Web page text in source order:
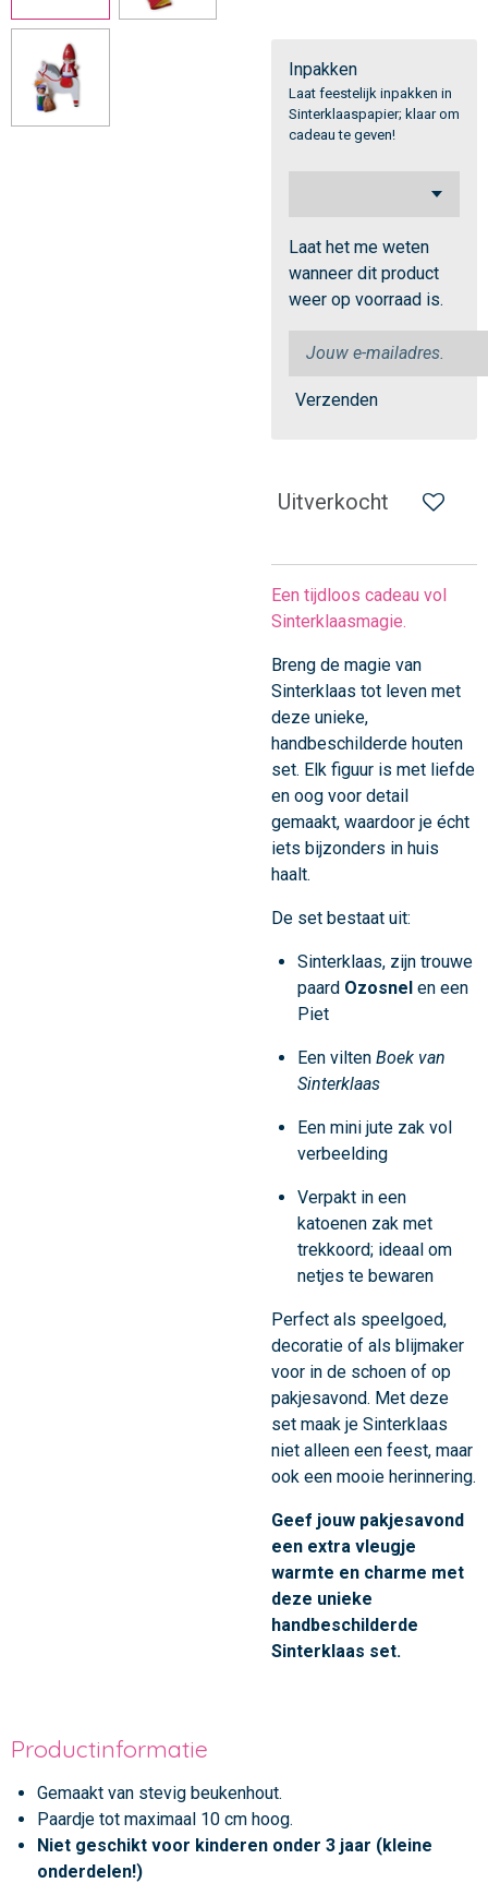
Inpakken
Laat feestelijk inpakken in
Sinterklaaspapier; klaar om
cadeau te geven!
Laat het me weten
wanneer dit product
weer op voorraad is.
Verzenden
Uitverkocht
Een tijdloos cadeau vol
Sinterklaasmagie.
Breng de magie van
Sinterklaas tot leven met
deze unieke,
handbeschilderde houten
set. Elk figuur is met liefde
en oog voor detail
gemaakt, waardoor je écht
iets bijzonders in huis
haalt.
De set bestaat uit:
Sinterklaas, zijn trouwe
paard Ozosnel en een
Piet
Een vilten Boek van
Sinterklaas
Een mini jute zak vol
verbeelding
Verpakt in een
katoenen zak met
trekkoord; ideaal om
netjes te bewaren
Perfect als speelgoed,
decoratie of als blijmaker
voor in de schoen of op
pakjesavond. Met deze
set maak je Sinterklaas
niet alleen een feest, maar
ook een mooie herinnering.
Geef jouw pakjesavond
een extra vleugje
warmte en charme met
deze unieke
handbeschilderde
Sinterklaas set.
Productinformatie
Gemaakt van stevig beukenhout.
Paardje tot maximaal 10 cm hoog.
Niet geschikt voor kinderen onder 3 jaar (kleine
onderdelen!)